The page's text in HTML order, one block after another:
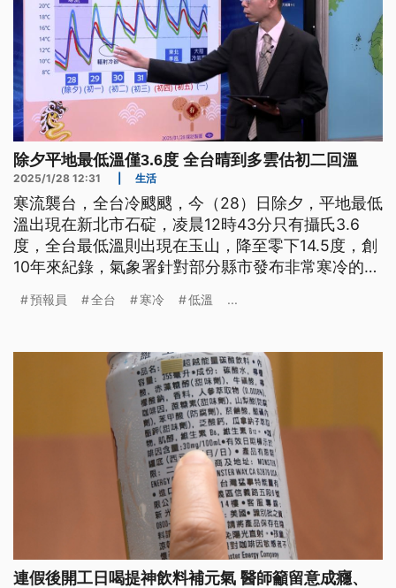
除夕平地最低溫僅3.6度 全台晴到多雲估初二回溫
2025/1/28 12:31 生活
寒流襲台，全台冷颼颼，今（28）日除夕，平地最低
溫出現在新北市石碇，凌晨12時43分只有攝氏3.6
度，全台最低溫則出現在玉山，降至零下14.5度，創
10年來紀錄，氣象署針對部分縣市發布非常寒冷的橙
生。交通方面，除夕上午交通大致順暢。
預報員 全台 寒冷 低溫 ...
連假後開工日喝提神飲料補元氣 醫師籲留意成癮、